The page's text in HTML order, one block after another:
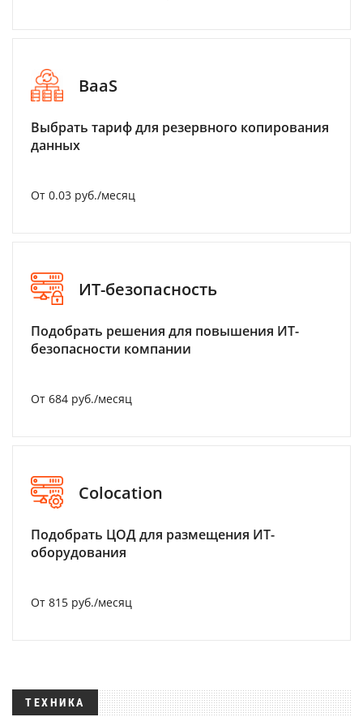
BaaS
Выбрать тариф для резервного копирования
данных
От 0.03 руб./месяц
ИТ-безопасность
Подобрать решения для повышения ИТ-
безопасности компании
От 684 руб./месяц
Colocation
Подобрать ЦОД для размещения ИТ-
оборудования
От 815 руб./месяц
ТЕХНИКА